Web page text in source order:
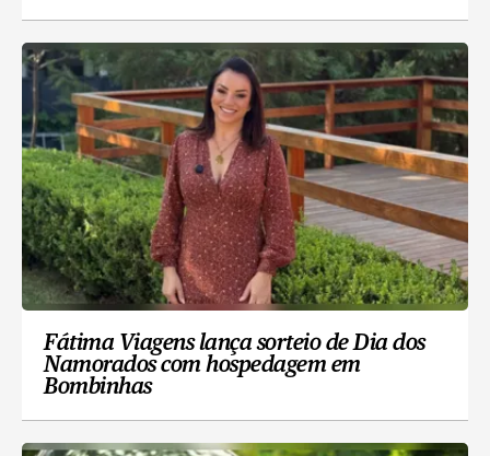
Fátima Viagens lança sorteio de Dia dos
Namorados com hospedagem em
Bombinhas